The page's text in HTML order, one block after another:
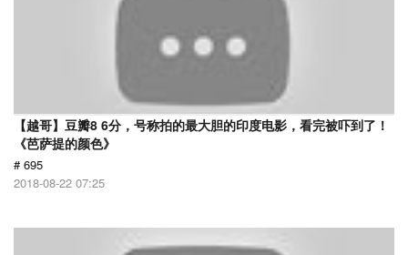
【越哥】豆瓣8 6分，号称拍的最大胆的印度电影，看完被吓到了！
《芭萨提的颜色》
# 695
2018-08-22 07:25